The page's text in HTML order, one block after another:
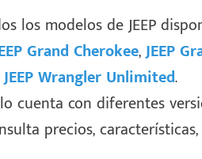
los modelos de JEEP
Grand Cherokee,JEEP
JEEP Wrangler Unlimited.
cuenta con diferentes
precios,